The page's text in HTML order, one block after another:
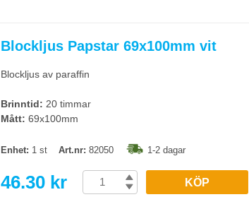
Blockljus Papstar 69x100mm vit
Blockljus av paraffin
Brinntid: 20 timmar
Mått: 69x100mm
Enhet: 1 st Art.nr: 82050 1-2 dagar
46.30 kr KÖP